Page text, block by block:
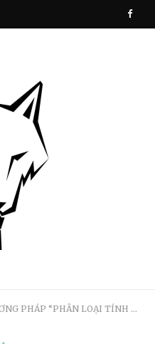
F
CHƯƠNG 116: CÁC PHƯƠNG PHÁP “PHÂN LOẠI TÍNH CÁCH”- MỨC ĐỘ CHÍNH XÁC VÀ ƯU NHƯỢC ĐIỂM (PHẦN CUỐI)